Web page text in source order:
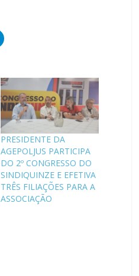
PRESIDENTE DA
AGEPOLJUS PARTICIPA
DO 2º CONGRESSO DO
SINDIQUINZE E EFETIVA
TRÊS FILIAÇÕES PARA A
ASSOCIAÇÃO